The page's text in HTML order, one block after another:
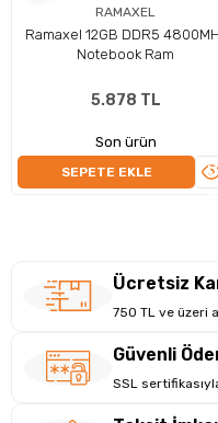
(1920x1200) çözünürlük
Intel Grafikleri ekran kartı,
işleme yetenekleri sağlar.
üretimi hem de oyun
RAMAXEL
Ramaxel 12GB DDR5
Notebook Ram
5.878 TL
SEPETE EKLE
Son ürün
Ücretsiz
750 TL ve üzeri
Güvenli
SSL